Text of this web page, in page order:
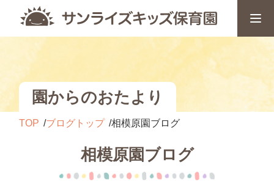
園からのおたより
TOP ブログトップ 相模原園ブログ
相模原園ブログ